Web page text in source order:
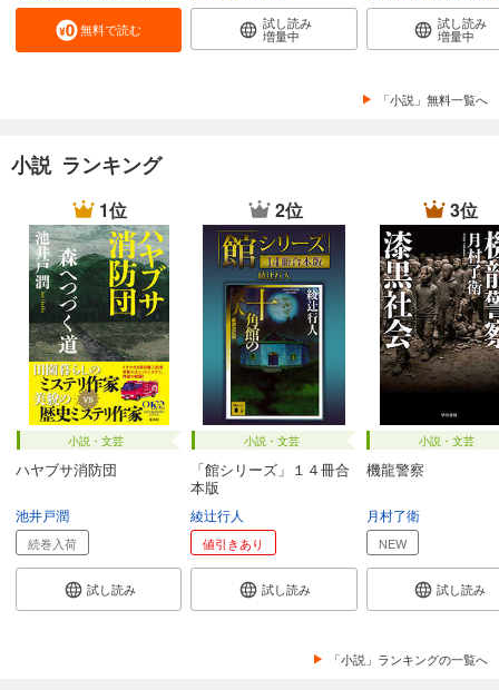
無料で読む 試し読み
増量中
試し読み
増量中
「小説」無料一覧へ
小説 ランキング
1位
小説・文芸
ハヤブサ消防団
池井戸潤
続巻入荷
試し読み
2位
小説・文芸
「館シリーズ」１４冊合
本版
綾辻行人
値引きあり
試し読み
3位
小説・文芸
機龍警察
月村了衛
NEW
試し読み
「小説」ランキングの一覧へ